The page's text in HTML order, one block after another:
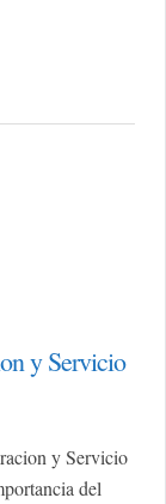
y Servicio
y Servicio
del